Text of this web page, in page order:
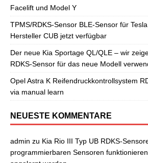
Facelift und Model Y
TPMS/RDKS-Sensor BLE-Sensor für
Hersteller CUB jetzt verfügbar
Der neue Kia Sportage QL/QLE – wir
RDKS-Sensor für das neue Modell
Opel Astra K Reifendruckkontrollsystem
via manual learn
NEUESTE KOMMENTARE
admin zu Kia Rio III Typ UB RDKS-
programmierbaren Sensoren